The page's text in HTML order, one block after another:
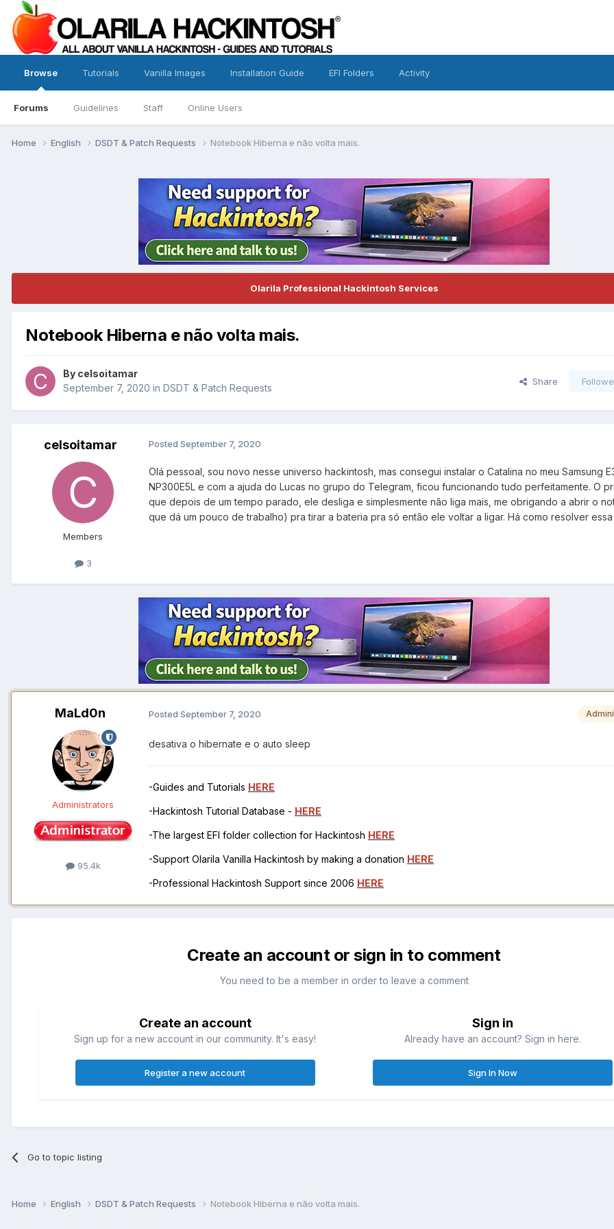
Browse
Forums Guidelines Staff Online Users
Tutorials Vanilla Images Installation Guide EFI Folders Activity
Home English DSDT & Patch Requests Notebook Hiberna e não volta mais.
Olarila Professional Hackintosh Services
Notebook Hiberna e não volta mais.
By celsoitamar
September 7, 2020 in DSDT & Patch Requests
Share
celsoitamar
Members
3
Posted September 7, 2020
Olá pessoal, sou novo nesse universo hackintosh, mas consegui instalar o Catalina no meu Samsung
NP300E5L e com a ajuda do Lucas no grupo do Telegram, ficou funcionando tudo perfeitamente. O
que depois de um tempo parado, ele desliga e simplesmente não liga mais, me obrigando a abrir o
que dá um pouco de trabalho) pra tirar a bateria pra só então ele voltar a ligar. Há como resolver
MaLd0n
Administrators
95.4k
Posted September 7, 2020
desativa o hibernate e o auto sleep
-Guides and Tutorials HERE
-Hackintosh Tutorial Database - HERE
-The largest EFI folder collection for Hackintosh HERE
-Support Olarila Vanilla Hackintosh by making a donation HERE
-Professional Hackintosh Support since 2006 HERE
Create an account or sign in to comment
You need to be a member in order to leave a comment
Create an account
Sign up for a new account in our community. It's easy!
Register a new account
Sign in
Already have an account? Sign in here.
Sign In Now
Go to topic listing
Home English DSDT & Patch Requests Notebook Hiberna e não volta mais.